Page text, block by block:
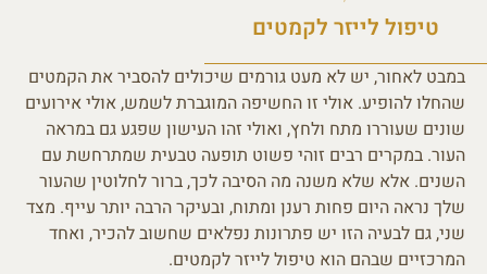
טיפול לייזר לקמטים
במבט לאחור, יש לא מעט גורמים שיכולים להסביר את הקמטים
שהחלו להופיע. אולי זו החשיפה המוגברת לשמש, אולי אירועים
שונים שעוררו מתח ולחץ, ואולי זהו העישון שפגע גם במראה
העור. במקרים רבים זוהי פשוט תופעה טבעית שמתרחשת עם
השנים. אלא שלא משנה מה הסיבה לכך, ברור לחלוטין שהעור
שלך נראה היום פחות רענן ומתוח, ובעיקר הרבה יותר עייף. מצד
שני, גם לבעיה הזו יש פתרונות נפלאים שחשוב להכיר, ואחד
המרכזיים שבהם הוא טיפול לייזר לקמטים.